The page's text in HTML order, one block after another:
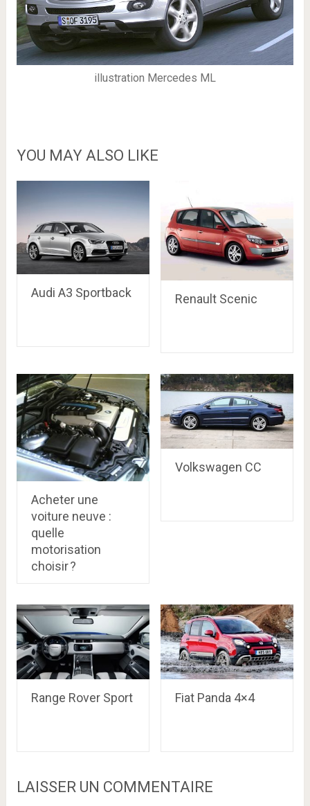
illustration Mercedes ML
YOU MAY ALSO LIKE
Audi A3 Sportback Renault Scenic
Acheter une
voiture neuve :
quelle
motorisation
choisir ?
Volkswagen CC
Range Rover Sport Fiat Panda 4×4
LAISSER UN COMMENTAIRE